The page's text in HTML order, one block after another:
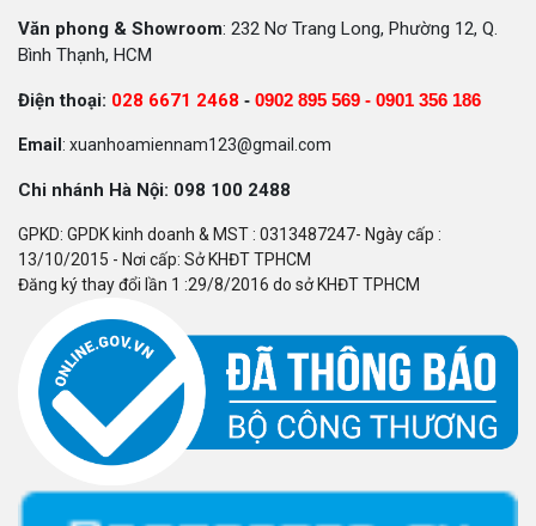
Văn phong & Showroom: 232 Nơ Trang Long, Phường 12, Q.
Bình Thạnh, HCM
Điện thoại: 028 6671 2468 - 0902 895 569 - 0901 356 186
Email : xuanhoamiennam123@gmail.com
Chi nhánh Hà Nội: 098 100 2488
GPKD: GPDK kinh doanh & MST : 0313487247- Ngày cấp :
13/10/2015 - Nơi cấp: Sở KHĐT TPHCM
Đăng ký thay đổi lần 1 :29/8/2016 do sở KHĐT TPHCM